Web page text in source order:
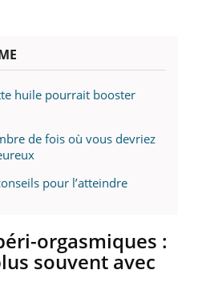
huile pourrait booster
de fois où vous devriez
pour l’atteindre
orgasmiques :
souvent avec